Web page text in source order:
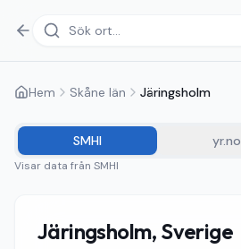
Hem Skåne län Järingsholm
SMHI yr.no
Visar data från SMHI
Järingsholm, Sverige